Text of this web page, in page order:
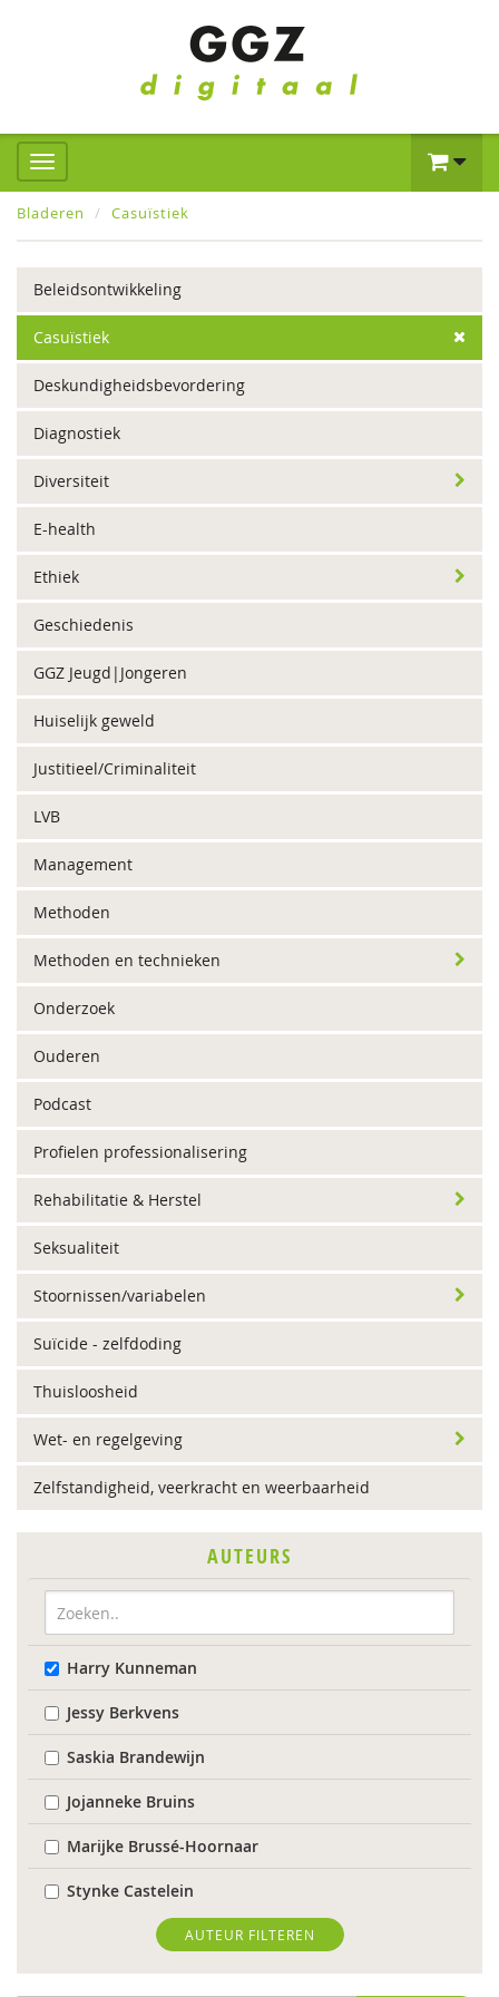
Bladeren Casuïstiek
Beleidsontwikkeling
Casuïstiek
Deskundigheidsbevordering
Diagnostiek
Diversiteit
E-health
Ethiek
Geschiedenis
GGZ Jeugd|Jongeren
Huiselijk geweld
Justitieel/Criminaliteit
LVB
Management
Methoden
Methoden en technieken
Onderzoek
Ouderen
Podcast
Profielen professionalisering
Rehabilitatie & Herstel
Seksualiteit
Stoornissen/variabelen
Suïcide - zelfdoding
Thuisloosheid
Wet- en regelgeving
Zelfstandigheid, veerkracht en weerbaarheid
AUTEURS
Harry Kunneman
Jessy Berkvens
Saskia Brandewijn
Jojanneke Bruins
Marijke Brussé-Hoornaar
Stynke Castelein
Dirk Corstens
Daantje Daniëls
AUTEUR FILTEREN